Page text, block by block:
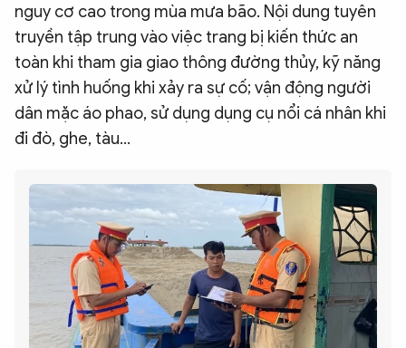
nguy cơ cao trong mùa mưa bão. Nội dung tuyên
truyền tập trung vào việc trang bị kiến thức an
toàn khi tham gia giao thông đường thủy, kỹ năng
xử lý tình huống khi xảy ra sự cố; vận động người
dân mặc áo phao, sử dụng dụng cụ nổi cá nhân khi
đi đò, ghe, tàu…